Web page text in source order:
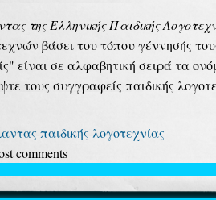
της Ελληνικής Παιδικής
βάσει του τόπου γέννησής
είναι σε αλφαβητική σειρά τα
τους συγγραφείς παιδικής
παιδικής λογοτεχνίας
comments